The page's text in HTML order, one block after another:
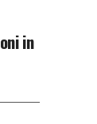
in